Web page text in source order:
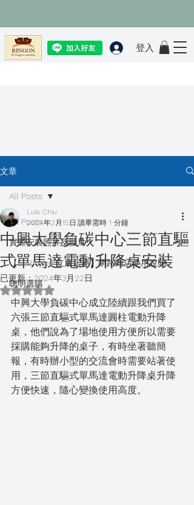
登入
文章
All Posts
實際安裝照片及影片
【El Ringon 立康居易】網路商店使用說明
聰明選購
All Posts
中興大學負碳中心三節直驅
式單馬達電動升降桌安裝
Luis Chiu
2024年2月15日 讀畢需時 1 分鐘
已更新：2024年3月22日
評等為 NaN（最高為 5 顆星）。
中興大學負碳中心成立陸續跟我們買了
六張三節直驅式單馬達圓柱電動升降
桌，他們說為了場地使用方便所以需要
採購能夠升降的桌子，有時坐著聽簡
報，有時辦小型的交流會時需要站著使
用，三節直驅式單馬達電動升降桌升降
方便快速，隨心變換使用高度。